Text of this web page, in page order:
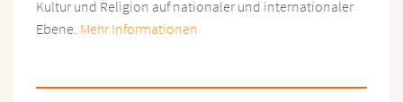
Kultur und Religion auf nationaler und internationaler
Ebene. Mehr Informationen